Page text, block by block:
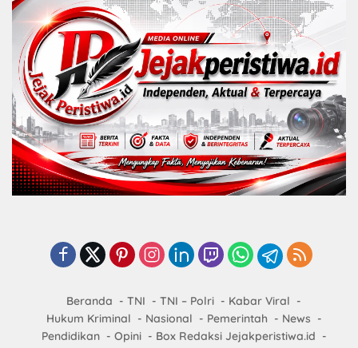
Beranda TNI TNI – Polri
Kabar Viral
Hukum Kriminal
Nasional Pemerintah
News
Pendidikan
Opini
Box Redaksi Jejakperistiwa.id